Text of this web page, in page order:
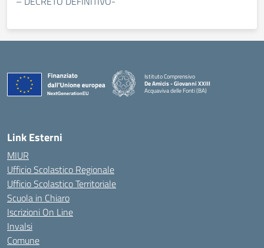
Istituto Comprensivo
De Amicis - Giovanni XXIII
Acquaviva delle Fonti (BA)
— Visita la pagina iniziale della scuola
Link Esterni
MIUR
Ufficio Scolastico Regionale
Ufficio Scolastico Territoriale
Scuola in Chiaro
Iscrizioni On Line
Invalsi
Comune